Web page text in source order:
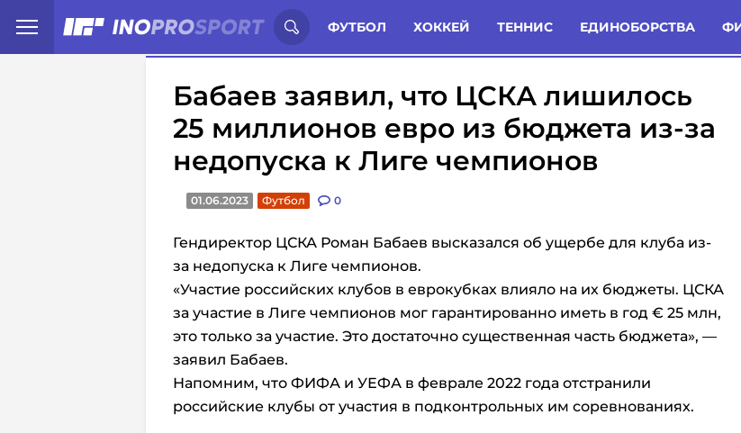
ФУТБОЛ ХОККЕЙ ТЕННИС ЕДИНОБОРСТВА
Иностранцы о спорте России: Статьи Комменты Новости
Бабаев заявил, что ЦСКА лишилось
25 миллионов евро из бюджета из-за
недопуска к Лиге чемпионов
01.06.2023 Футбол 0
Гендиректор ЦСКА Роман Бабаев высказался об ущербе для клуба из-
за недопуска к Лиге чемпионов.
«Участие российских клубов в еврокубках влияло на их бюджеты. ЦСКА
за участие в Лиге чемпионов мог гарантированно иметь в год € 25 млн,
это только за участие. Это достаточно существенная часть бюджета», —
заявил Бабаев.
Напомним, что ФИФА и УЕФА в феврале 2022 года отстранили
российские клубы от участия в подконтрольных им соревнованиях.